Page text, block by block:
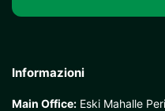
Informazioni
Main Office: Eski Mahalle